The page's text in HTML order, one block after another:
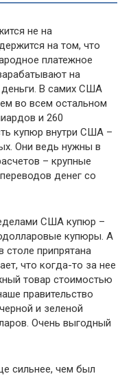
не на
на том, что
платежное
на
В самих США
во всем остальном
и 260
купюр внутри США –
Они ведь нужны в
– крупные
денег со
США купюр –
купюры. А
столе припрятана
что когда-то за нее
товар стоимостью
правительство
и зеленой
Очень выгодный
сильнее, чем был